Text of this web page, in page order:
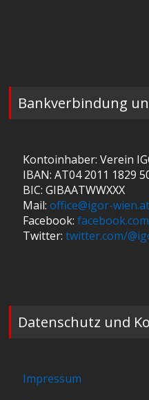
Bankverbindung
Kontoinhaber: Verein
IBAN: AT04 2011 1829
BIC: GIBAATWWXXX
Mail:office@igor-wien.at
Facebook:
Twitter:twitter.com/
Datenschutz und
Impressum